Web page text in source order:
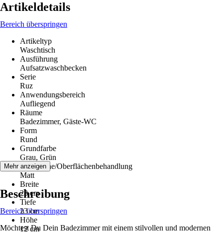
Artikeldetails
Bereich überspringen
Artikeltyp
Waschtisch
Ausführung
Aufsatzwaschbecken
Serie
Ruz
Anwendungsbereich
Aufliegend
Räume
Badezimmer, Gäste-WC
Form
Rund
Grundfarbe
Grau, Grün
Oberfläche/Oberflächenbehandlung
Matt
Breite
23 cm
Tiefe
23 cm
Höhe
12 cm
Mehr anzeigen
Beschreibung
Bereich überspringen
Möchtest Du Dein Badezimmer mit einem stilvollen und modernen